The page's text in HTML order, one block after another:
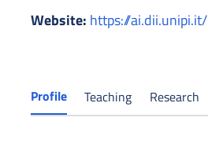
Website: https://ai.dii.unipi.it/
Profile Teaching Research